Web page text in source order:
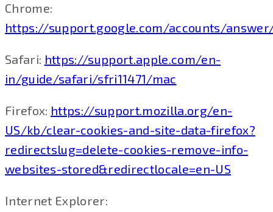
Chrome:
https://support.google.com/accounts/
Safari: https://support.apple.com/en-
in/guide/safari/sfri11471/mac
Firefox: https://support.mozilla.org/en-
US/kb/clear-cookies-and-site-data-firefox?
redirectslug=delete-cookies-remove-info-
websites-stored&redirectlocale=en-US
Internet Explorer: